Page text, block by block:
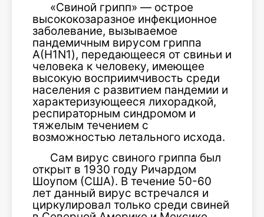
«Свиной грипп» — острое
высококозаразное инфекционное
заболевание, вызываемое
пандемичным вирусом гриппа
А(H1N1), передающееся от свиньи и
человека к человеку, имеющее
высокую восприимчивость среди
населения с развитием пандемии и
характеризующееся лихорадкой,
респираторным синдромом и
тяжелым течением с
возможностью летального исхода.
Сам вирус свиного гриппа был
открыт в 1930 году Ричардом
Шоупом (США). В течение 50-60
лет данный вирус встречался и
циркулировал только среди свиней